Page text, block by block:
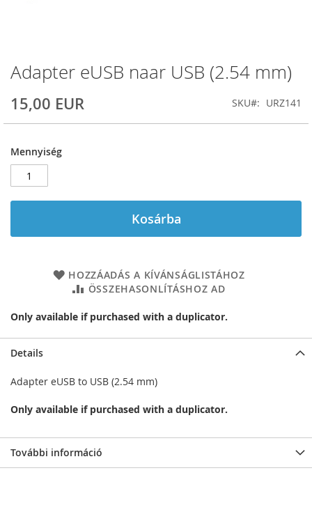
Adapter eUSB naar USB (2.54 mm)
15,00 EUR SKU URZ141
Mennyiség
Kosárba
HOZZÁADÁS A KÍVÁNSÁGLISTÁHOZ
ÖSSZEHASONLÍTÁSHOZ AD
Only available if purchased with a duplicator.
Ugrás
a
képgaléria
elejére
Details
Adapter eUSB to USB (2.54 mm)
Only available if purchased with a duplicator.
További információ